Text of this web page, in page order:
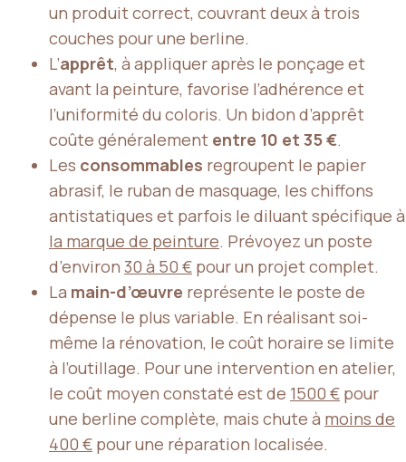
un produit correct, couvrant deux à trois
couches pour une berline.
L’apprêt, à appliquer après le ponçage et
avant la peinture, favorise l’adhérence et
l’uniformité du coloris. Un bidon d’apprêt
coûte généralement entre 10 et 35 €.
Les consommables regroupent le papier
abrasif, le ruban de masquage, les chiffons
antistatiques et parfois le diluant spécifique à
la marque de peinture. Prévoyez un poste
d’environ 30 à 50 € pour un projet complet.
La main-d’œuvre représente le poste de
dépense le plus variable. En réalisant soi-
même la rénovation, le coût horaire se limite
à l’outillage. Pour une intervention en atelier,
le coût moyen constaté est de 1500 € pour
une berline complète, mais chute à moins de
400 € pour une réparation localisée.